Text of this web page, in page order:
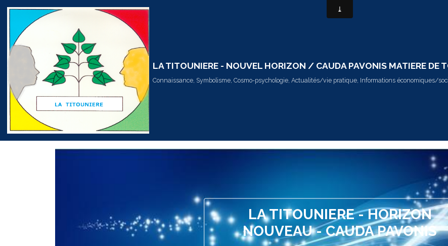
LA TITOUNIERE - NOUVEL HORIZON / CAUDA PAVONIS MATIERE DE
Connaissance, Symbolisme, Cosmo-psychologie, Actualités/vie pratique, Informations économiques/
LA TITOUNIERE - HORIZON
NOUVEAU - CAUDA PAVONIS